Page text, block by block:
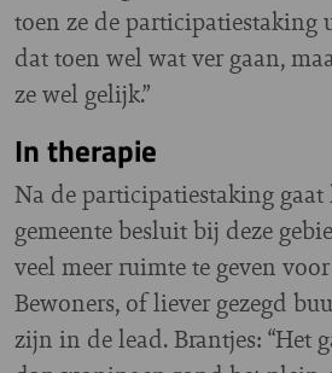
toen ze de participatiestaking
dat toen wel wat ver gaan,
ze wel gelijk.”
In therapie
Na de participatiestaking gaat
gemeente besluit bij deze
veel meer ruimte te geven
Bewoners, of liever gezegd
zijn in de lead. Brantjes: “Het